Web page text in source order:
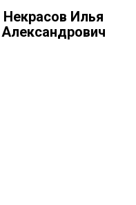
Некрасов Илья
Александрович